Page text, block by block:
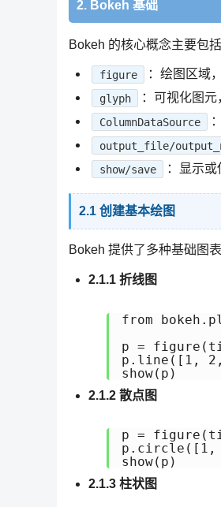
2. Bokeh 基础
Bokeh 的核心概念主要包括
figure ：绘图区域
glyph ：可视化图元
ColumnDataSource
output_file/
show/save ：显示或
2.1 创建基本绘图
Bokeh 提供了多种基础图
2.1.1 折线图
from
p =
p.line([1,
show(p)
2.1.2 散点图
p =
p.circle([1,
show(p)
2.1.3 柱状图